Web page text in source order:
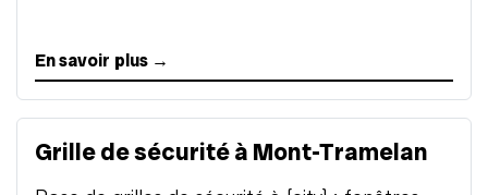
En savoir plus →
Grille de sécurité à Mont-Tramelan